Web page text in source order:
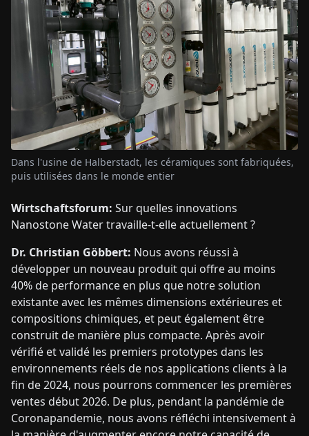
Dans l'usine de Halberstadt, les céramiques sont fabriquées,
puis utilisées dans le monde entier
Wirtschaftsforum: Sur quelles innovations
Nanostone Water travaille-t-elle actuellement ?
Dr. Christian Göbbert: Nous avons réussi à
développer un nouveau produit qui offre au moins
40% de performance en plus que notre solution
existante avec les mêmes dimensions extérieures et
compositions chimiques, et peut également être
construit de manière plus compacte. Après avoir
vérifié et validé les premiers prototypes dans les
environnements réels de nos applications clients à la
fin de 2024, nous pourrons commencer les premières
ventes début 2026. De plus, pendant la pandémie de
Coronapandemie, nous avons réfléchi intensivement à